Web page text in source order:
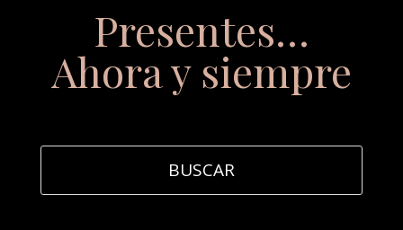
Presentes…
Ahora y siempre